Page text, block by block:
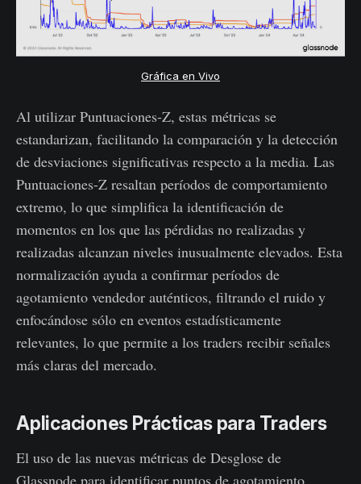
Gráfica en Vivo
Al utilizar Puntuaciones-Z, estas métricas se
estandarizan, facilitando la comparación y la detección
de desviaciones significativas respecto a la media. Las
Puntuaciones-Z resaltan períodos de comportamiento
extremo, lo que simplifica la identificación de
momentos en los que las pérdidas no realizadas y
realizadas alcanzan niveles inusualmente elevados. Esta
normalización ayuda a confirmar períodos de
agotamiento vendedor auténticos, filtrando el ruido y
enfocándose sólo en eventos estadísticamente
relevantes, lo que permite a los traders recibir señales
más claras del mercado.
Aplicaciones Prácticas para Traders
El uso de las nuevas métricas de Desglose de
Glassnode para identificar puntos de agotamiento